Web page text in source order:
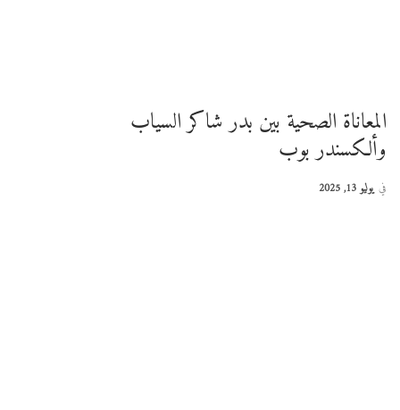
المعاناة الصحية بين بدر شاكر السياب
وألكسندر بوب
في يوليو 13, 2025